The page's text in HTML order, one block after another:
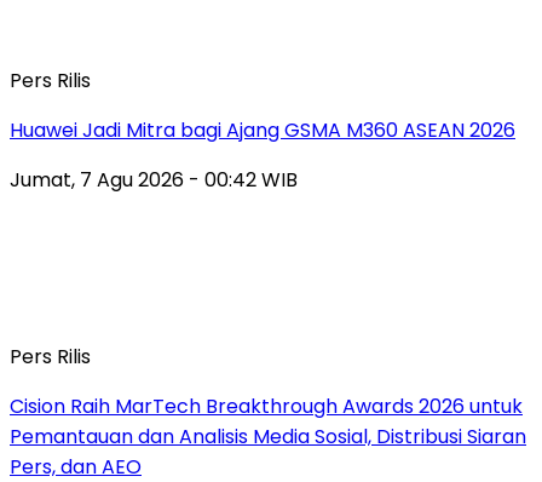
Pers Rilis
Huawei Jadi Mitra bagi Ajang GSMA M360 ASEAN 2026
Jumat, 7 Agu 2026 - 00:42 WIB
Pers Rilis
Cision Raih MarTech Breakthrough Awards 2026 untuk
Pemantauan dan Analisis Media Sosial, Distribusi Siaran
Pers, dan AEO